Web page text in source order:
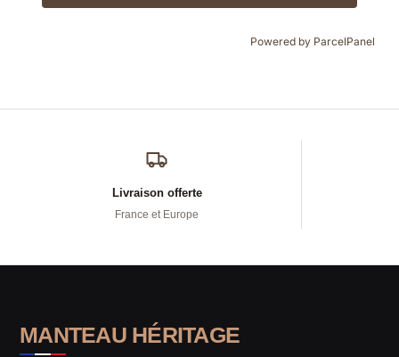
Powered by ParcelPanel
Livraison offerte
France et Europe
MANTEAU HÉRITAGE